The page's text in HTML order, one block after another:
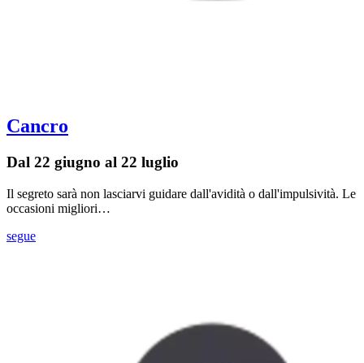
Cancro
Dal 22 giugno al 22 luglio
Il segreto sarà non lasciarvi guidare dall'avidità o dall'impulsività. Le
occasioni migliori…
segue